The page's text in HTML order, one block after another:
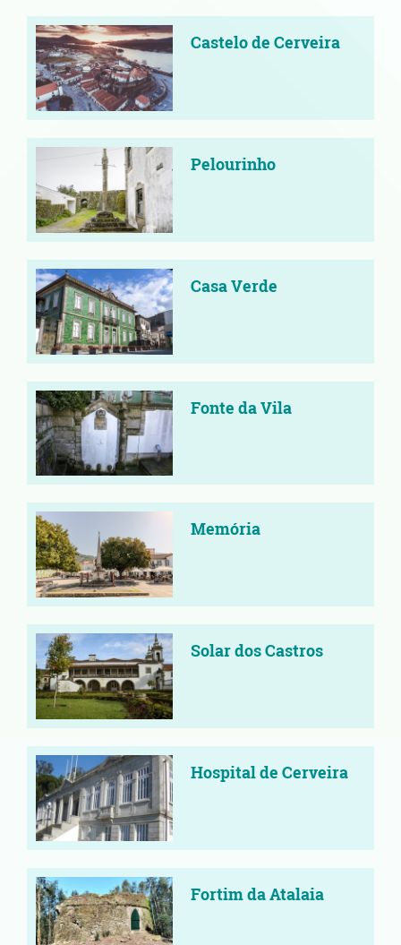
Castelo de Cerveira
Pelourinho
Casa Verde
Fonte da Vila
Memória
Solar dos Castros
Hospital de Cerveira
Fortim da Atalaia